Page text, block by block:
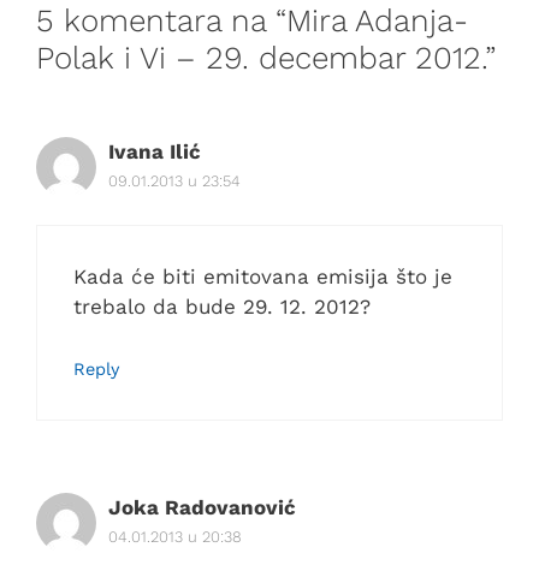
5 komentara na “Mira Adanja-
Polak i Vi – 29. decembar 2012.”
Ivana Ilić
09.01.2013 u 23:54
Kada će biti emitovana emisija što je
trebalo da bude 29. 12. 2012?
Reply
Joka Radovanović
04.01.2013 u 20:38